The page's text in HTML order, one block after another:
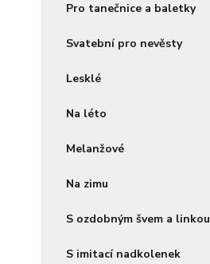
Pro tanečnice a baletky
Svatební pro nevěsty
Lesklé
Na léto
Melanžové
Na zimu
S ozdobným švem a linkou
S imitací nadkolenek